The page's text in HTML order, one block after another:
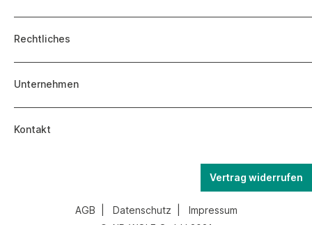
Rechtliches
Unternehmen
Kontakt
Vertrag widerrufen
AGB Datenschutz
Impressum